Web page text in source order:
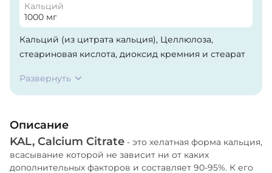
Кальций
1000 мг
Кальций (из цитрата кальция), Целлюлоза,
стеариновая кислота, диоксид кремния и стеарат
Развернуть
Описание
KAL, Calcium Citrate - это хелатная форма кальция,
всасывание которой не зависит ни от каких
дополнительных факторов и составляет 90-95%. К его